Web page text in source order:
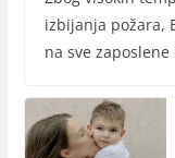
izbijanja požara,
na sve